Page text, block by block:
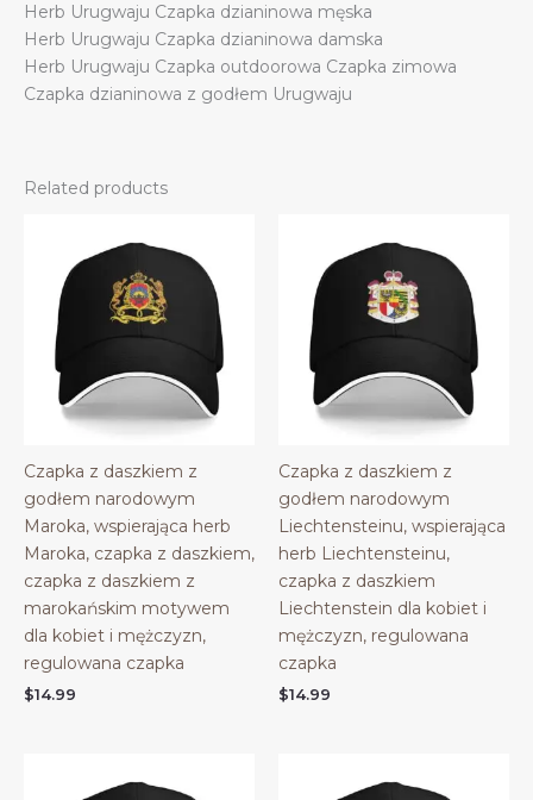
Herb Urugwaju Czapka dzianinowa męska
Herb Urugwaju Czapka dzianinowa damska
Herb Urugwaju Czapka outdoorowa Czapka zimowa
Czapka dzianinowa z godłem Urugwaju
Related products
Czapka z daszkiem z
godłem narodowym
Maroka, wspierająca herb
Maroka, czapka z daszkiem,
czapka z daszkiem z
marokańskim motywem
dla kobiet i mężczyzn,
regulowana czapka
$14.99
Czapka z daszkiem z
godłem narodowym
Liechtensteinu, wspierająca
herb Liechtensteinu,
czapka z daszkiem
Liechtenstein dla kobiet i
mężczyzn, regulowana
czapka
$14.99